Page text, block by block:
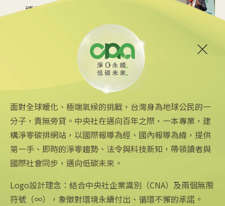
透過案例分享助減碳
環境部與台大簽署MOU 聚焦氣
候政策研究育才
2025/04/21 15:50
中央社網站
中央通訊社
Focus Taiwan
フォーカス台湾
關注更多
友善連結
Android app 下載
公司簡介
企業識別
公開資訊
面對全球暖化、極端氣候的挑戰，台灣身為地球公民的一
分子，責無旁貸。中央社在邁向百年之際，一本專業，建
構淨零碳排網站，以國際報導為經、國內報導為緯，提供
第一手、即時的淨零趨勢、法令與科技新知，帶領讀者與
國際社會同步，邁向低碳未來。
Logo設計理念：結合中央社企業識別（CNA）及兩個無限
符號（∞），象徵對環境永續付出、循環不懈的承諾。